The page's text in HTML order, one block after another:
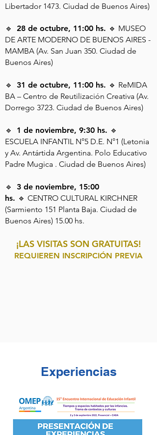
Libertador 1473. Ciudad de Buenos Aires)
🔹 28 de octubre, 11:00 hs. 🔹 MUSEO
DE ARTE MODERNO DE BUENOS AIRES -
MAMBA (Av. San Juan 350. Ciudad de
Buenos Aires)
🔹 31 de octubre, 11:00 hs. 🔹 ReMIDA
BA – Centro de Reutilización Creativa (Av.
Dorrego 3723. Ciudad de Buenos Aires)
🔹 1 de noviembre, 9:30 hs. 🔹
ESCUELA INFANTIL N°5 D.E. N°1 (Letonia
y Av. Antártida Argentina. Polo Educativo
Padre Mugica . Ciudad de Buenos Aires)
🔹 3 de noviembre, 15:00
hs. 🔹 CENTRO CULTURAL KIRCHNER
(Sarmiento 151 Planta Baja. Ciudad de
Buenos Aires) 15.00 hs.
¡LAS VISITAS SON GRATUITAS!
REQUIEREN INSCRIPCIÓN PREVIA
Experiencias